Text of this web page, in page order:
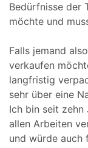
Bedürfnisse der
möchte und
Falls jemand
verkaufen
langfristig
sehr über eine
Ich bin seit zehn
allen Arbeiten
und würde auch